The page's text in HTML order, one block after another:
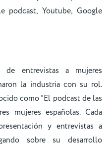
podcast, Youtube, Google
de entrevistas a mujeres
la industria con su rol.
como “El podcast de las
mujeres españolas. Cada
y entrevistas a
sobre su desarrollo